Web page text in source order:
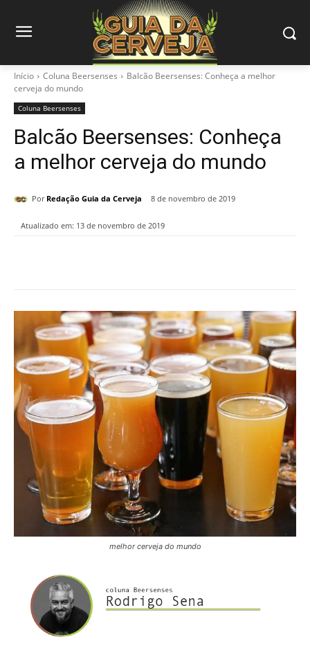
Início Coluna Beersenses
Balcão Beersenses: Conheça a melhor
cerveja do mundo
Coluna Beersenses
Balcão Beersenses: Conheça
a melhor cerveja do mundo
Por Redação Guia da Cerveja 8 de novembro de 2019
Atualizado em: 13 de novembro de 2019
melhor cerveja do mundo